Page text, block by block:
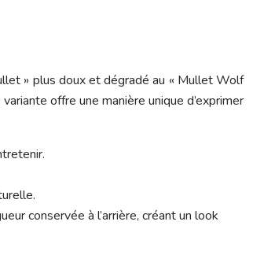
» plus doux et dégradé au « Mullet Wolf
offre une manière unique d’exprimer
conservée à l’arrière, créant un look